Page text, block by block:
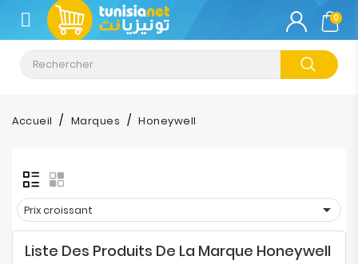
CATÉGORIE
Climatisation
Informatique
&
Tablette
Impression
0
Accueil Marques Honeywell
Prix croissant 
Liste Des Produits De La Marque Honeywell